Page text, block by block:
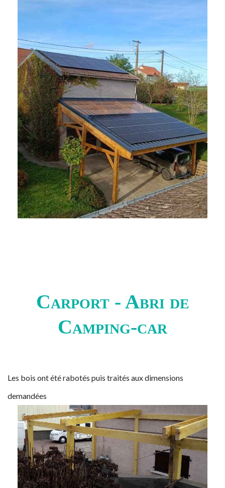
Carport - Abri de
Camping-car
Les bois ont été rabotés puis traités aux dimensions
demandées